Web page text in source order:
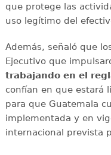
que protege las
uso legítimo del
Además, señaló que
Ejecutivo que
trabajando en el
confían en que estará
para que Guatemala
implementada y en
internacional prevista